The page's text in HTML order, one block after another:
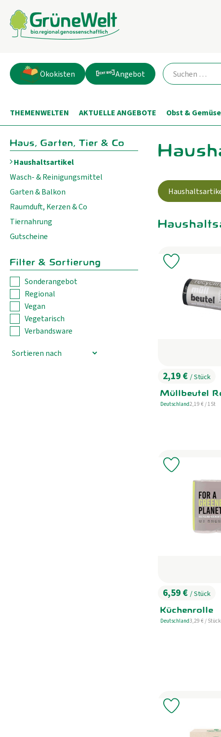
Ökokisten Angebot
THEMENWELTEN AKTUELLE ANGEBOTE Obst & Gemüse
Haus, Garten, Tier & Co
Haushaltsartikel
Wasch- & Reinigungsmittel
Garten & Balkon
Raumduft, Kerzen & Co
Tiernahrung
Gutscheine
Filter & Sortierung
Sonderangebot
Regional
Vegan
Vegetarisch
Verbandsware
, Preis:
2,19 € / Stück
Müllbeutel
, Herkunft:
Deutschland, Referenzpreis:
2,19 € / 1St
Produkt
, Preis:
6,59 € / Stück
Küchenrolle
, Herkunft:
Deutschland, Referenzpreis:
3,29 € / Stück
Produkt
Produkt